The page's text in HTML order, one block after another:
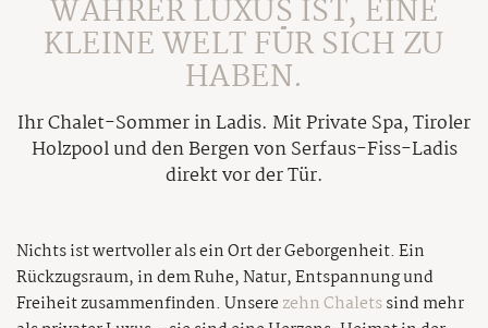
Wetter
Kontakt & Anreise
Gutscheine
Newsletter
Inklusivleistungen
Außen-Holzpool
Sauna & Aufgüsse
Feuer & Flamme
Auszeichnungen
Tischreservierung
Öffnungszeiten
Tuxer Stüberl
Wein ELIXIUM
Sommer
Familien Sommer
Bergsommer
Mountainbiken
Ausflüge im Sommer
Super. Sommer. Card.
Sommer-Events
Winter-Genuss
Winter aktiv
Tirols Skidimension
Private Skiing
Service
Presse
Karriere
AGB
WAHRER LUXUS IST, EINE
KLEINE WELT FÜR SICH ZU
HABEN.
Ihr Chalet-Sommer in Ladis. Mit Private Spa, Tiroler
Holzpool und den Bergen von Serfaus-Fiss-Ladis
direkt vor der Tür.
Nichts ist wertvoller als ein Ort der Geborgenheit. Ein
Rückzugsraum, in dem Ruhe, Natur, Entspannung und
Freiheit zusammenfinden. Unsere zehn Chaletssind mehr